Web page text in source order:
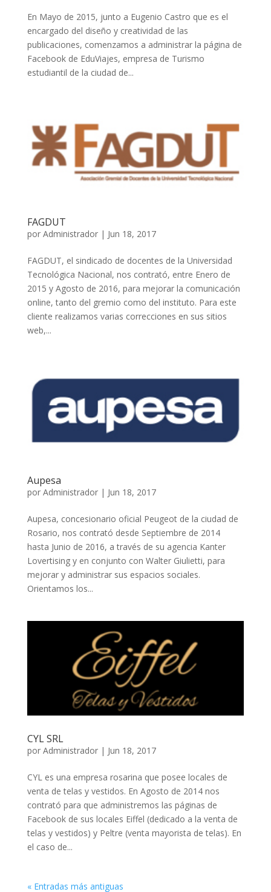
En Mayo de 2015, junto a Eugenio Castro que es el
encargado del diseño y creatividad de las
publicaciones, comenzamos a administrar la página de
Facebook de EduViajes, empresa de Turismo
estudiantil de la ciudad de...
FAGDUT
por Administrador| Jun 18, 2017
FAGDUT, el sindicado de docentes de la Universidad
Tecnológica Nacional, nos contrató, entre Enero de
2015 y Agosto de 2016, para mejorar la comunicación
online, tanto del gremio como del instituto. Para este
cliente realizamos varias correcciones en sus sitios
web,...
Aupesa
por Administrador| Jun 18, 2017
Aupesa, concesionario oficial Peugeot de la ciudad de
Rosario, nos contrató desde Septiembre de 2014
hasta Junio de 2016, a través de su agencia Kanter
Lovertising y en conjunto con Walter Giulietti, para
mejorar y administrar sus espacios sociales.
Orientamos los...
CYL SRL
por Administrador| Jun 18, 2017
CYL es una empresa rosarina que posee locales de
venta de telas y vestidos. En Agosto de 2014 nos
contrató para que administremos las páginas de
Facebook de sus locales Eiffel (dedicado a la venta de
telas y vestidos) y Peltre (venta mayorista de telas). En
el caso de...
« Entradas más antiguas